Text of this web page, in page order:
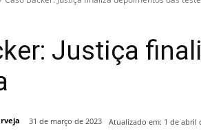
Justiça
31 de março de 2023 Atualizado em: 1 de abril